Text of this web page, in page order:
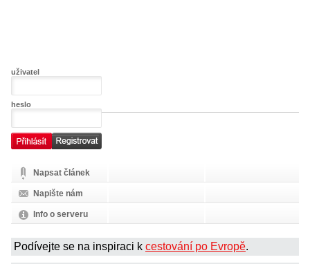
uživatel
heslo
Napsat článek
Napište nám
Info o serveru
Podívejte se na inspiraci k cestování po Evropě.